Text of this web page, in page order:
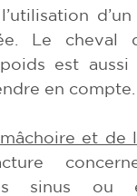
Le cheval
est aussi
en compte.
et de
concerne
sinus ou